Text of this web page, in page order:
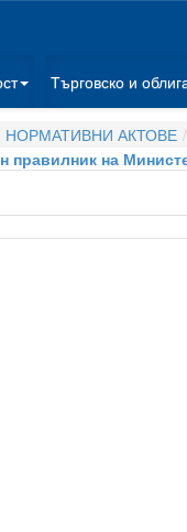
Търговско и
АКТОВЕ
на